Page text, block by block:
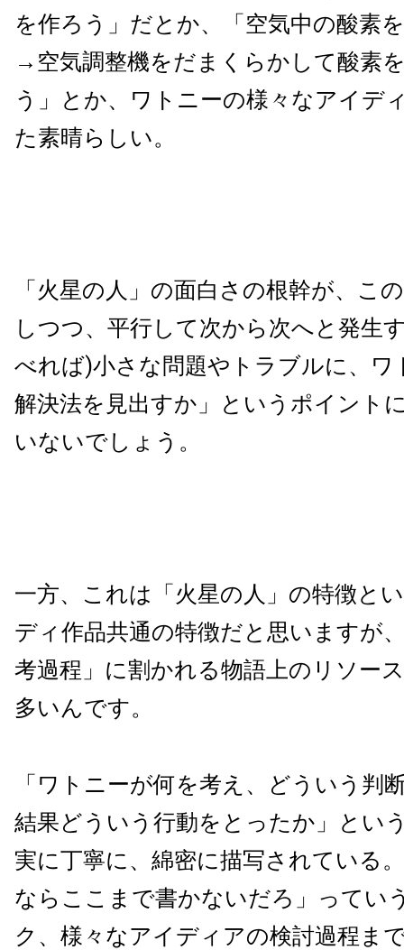
を作ろう」だとか、「空気中の酸素
→空気調整機をだまくらかして酸素
う」とか、ワトニーの様々なアイデ
た素晴らしい。
「火星の人」の面白さの根幹が、こ
しつつ、平行して次から次へと発生
べれば)小さな問題やトラブルに、ワ
解決法を見出すか」というポイント
いないでしょう。
一方、これは「火星の人」の特徴と
ディ作品共通の特徴だと思いますが
考過程」に割かれる物語上のリソー
多いんです。
「ワトニーが何を考え、どういう判
結果どういう行動をとったか」とい
実に丁寧に、綿密に描写されている
ならここまで書かないだろ」ってい
ク、様々なアイディアの検討過程ま